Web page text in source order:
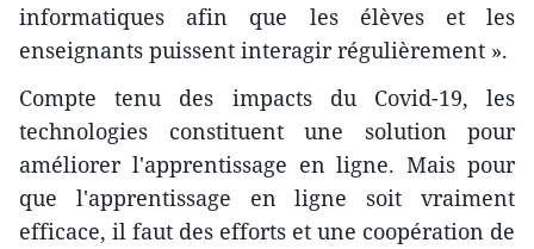
informatiques afin que les élèves et les
enseignants puissent interagir régulièrement ».
Compte tenu des impacts du Covid-19, les
technologies constituent une solution pour
améliorer l'apprentissage en ligne. Mais pour
que l'apprentissage en ligne soit vraiment
efficace, il faut des efforts et une coopération de